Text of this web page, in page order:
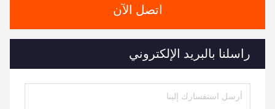
اتصل الآن
راسلنا بالبريد الإلكتروني